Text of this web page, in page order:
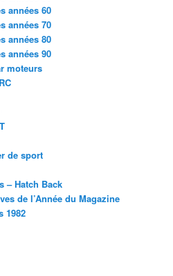
années 60
années 70
années 80
années 90
moteurs
de sport
– Hatch Back
de l’Année du Magazine
1982